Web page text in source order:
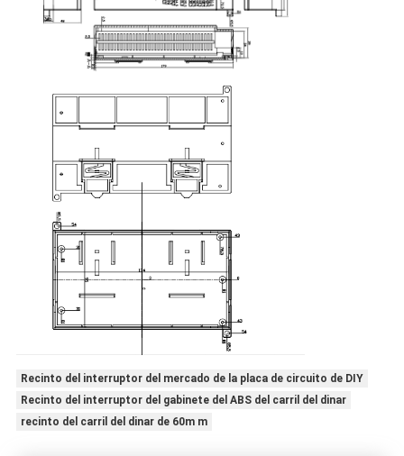
Recinto del interruptor del mercado de la placa de circuito de DIY
Recinto del interruptor del gabinete del ABS del carril del dinar
recinto del carril del dinar de 60m m